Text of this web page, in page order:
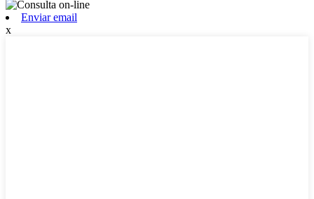
Enviar email
x